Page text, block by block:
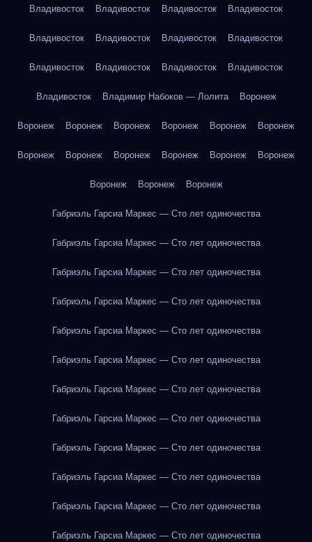
Владивосток Владивосток Владивосток Владивосток
Владивосток Владивосток Владивосток Владивосток
Владивосток Владивосток Владивосток Владивосток
Владивосток Владимир Набоков — Лолита Воронеж
Воронеж Воронеж Воронеж Воронеж Воронеж Воронеж
Воронеж Воронеж Воронеж Воронеж Воронеж Воронеж
Воронеж Воронеж Воронеж
Габриэль Гарсиа Маркес — Сто лет одиночества
Габриэль Гарсиа Маркес — Сто лет одиночества
Габриэль Гарсиа Маркес — Сто лет одиночества
Габриэль Гарсиа Маркес — Сто лет одиночества
Габриэль Гарсиа Маркес — Сто лет одиночества
Габриэль Гарсиа Маркес — Сто лет одиночества
Габриэль Гарсиа Маркес — Сто лет одиночества
Габриэль Гарсиа Маркес — Сто лет одиночества
Габриэль Гарсиа Маркес — Сто лет одиночества
Габриэль Гарсиа Маркес — Сто лет одиночества
Габриэль Гарсиа Маркес — Сто лет одиночества
Габриэль Гарсиа Маркес — Сто лет одиночества